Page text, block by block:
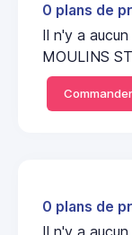
0 plans de
Il n'y a
MOULINS
0 plans de